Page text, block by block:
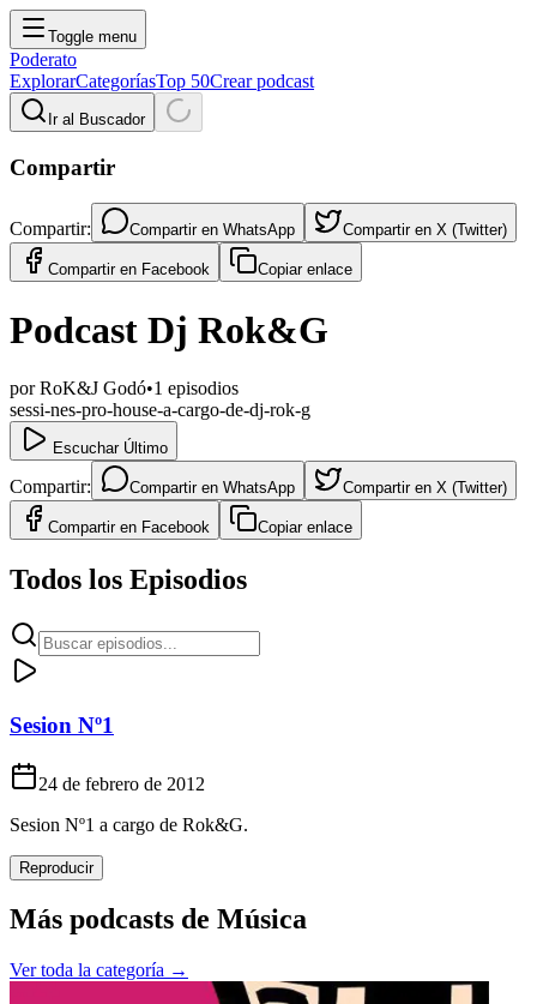
Toggle menu
Poderato
ExplorarCategoríasTop 50Crear podcast
Ir al Buscador
Compartir
Compartir: Compartir en WhatsApp Compartir en X (Twitter)
Compartir en Facebook Copiar enlace
Podcast Dj Rok&G
porRoK&J Godó•1 episodios
sessi-nes-pro-house-a-cargo-de-dj-rok-g
Escuchar Último
Compartir: Compartir en WhatsApp Compartir en X (Twitter)
Compartir en Facebook Copiar enlace
Todos los Episodios
Sesion Nº1
24 de febrero de 2012
Sesion Nº1 a cargo de Rok&G.
Reproducir
Más podcasts de Música
Ver toda la categoría →